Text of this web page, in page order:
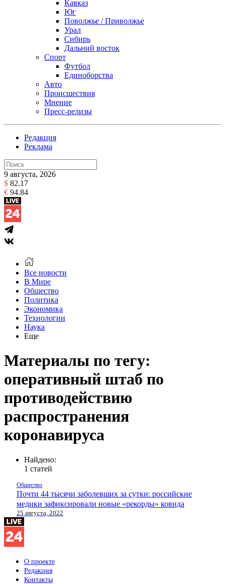
Кавказ
Юг
Поволжье / Приволжье
Урал
Сибирь
Дальний восток
Спорт
Футбол
Единоборства
Авто
Происшествия
Мнение
Пресс-релизы
Редакция
Реклама
9 августа, 2026
$ 82.17
€ 94.84
Все новости
В Мире
Общество
Политика
Экономика
Технологии
Наука
Еще
Материалы по тегу:
оперативный штаб по
противодействию
распространения
коронавируса
Найдено:
1 статей
Общество
Почти 44 тысячи заболевших за сутки: российские
медики зафиксировали новые «рекорды» ковида
25 августа, 2022
О проекте
Редакция
Контакты